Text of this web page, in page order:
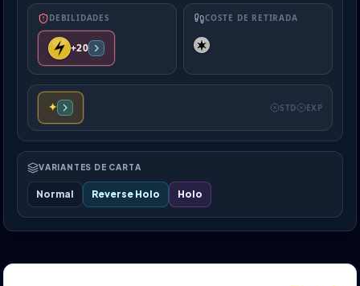
DEBILIDADES
+20
COSTE DE RETIRADA
✦ STD EXP
VARIANTES DE CARTA
Normal Reverse Holo Holo